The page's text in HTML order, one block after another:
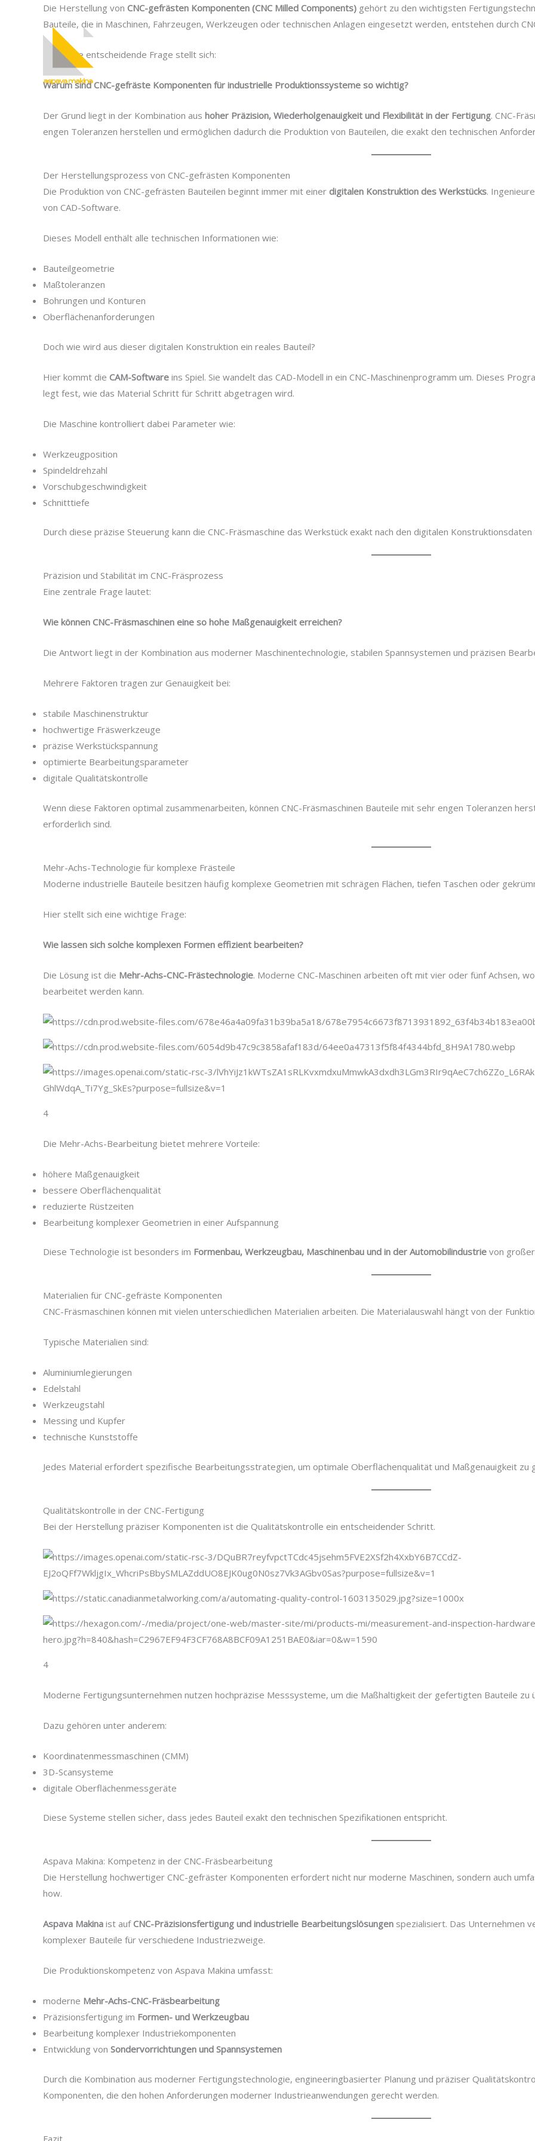
Kurumsal
Die Herstellung von CNC-gefrästen Komponenten (CNC Milled Components) gehört zu den wichtigsten
Bauteile, die in Maschinen, Fahrzeugen, Werkzeugen oder technischen Anlagen eingesetzt werden, entstehen durch
Doch eine entscheidende Frage stellt sich:
Warum sind CNC-gefräste Komponenten für industrielle Produktionssysteme so wichtig?
Der Grund liegt in der Kombination aus hoher Präzision, Wiederholgenauigkeit und Flexibilität in der Fertigung. CNC-
engen Toleranzen herstellen und ermöglichen dadurch die Produktion von Bauteilen, die exakt den technischen
Der Herstellungsprozess von CNC-gefrästen Komponenten
Die Produktion von CNC-gefrästen Bauteilen beginnt immer mit einer digitalen Konstruktion des Werkstücks.
von CAD-Software.
Dieses Modell enthält alle technischen Informationen wie:
Bauteilgeometrie
Maßtoleranzen
Bohrungen und Konturen
Oberflächenanforderungen
Doch wie wird aus dieser digitalen Konstruktion ein reales Bauteil?
Hier kommt die CAM-Software ins Spiel. Sie wandelt das CAD-Modell in ein CNC-Maschinenprogramm um. Dieses
legt fest, wie das Material Schritt für Schritt abgetragen wird.
Die Maschine kontrolliert dabei Parameter wie:
Werkzeugposition
Spindeldrehzahl
Vorschubgeschwindigkeit
Schnitttiefe
Durch diese präzise Steuerung kann die CNC-Fräsmaschine das Werkstück exakt nach den digitalen
Präzision und Stabilität im CNC-Fräsprozess
Eine zentrale Frage lautet:
Wie können CNC-Fräsmaschinen eine so hohe Maßgenauigkeit erreichen?
Die Antwort liegt in der Kombination aus moderner Maschinentechnologie, stabilen Spannsystemen und präzisen
Mehrere Faktoren tragen zur Genauigkeit bei:
stabile Maschinenstruktur
hochwertige Fräswerkzeuge
präzise Werkstückspannung
optimierte Bearbeitungsparameter
digitale Qualitätskontrolle
Wenn diese Faktoren optimal zusammenarbeiten, können CNC-Fräsmaschinen Bauteile mit sehr engen Toleranzen
erforderlich sind.
Mehr-Achs-Technologie für komplexe Frästeile
Moderne industrielle Bauteile besitzen häufig komplexe Geometrien mit schrägen Flächen, tiefen Taschen oder
Hier stellt sich eine wichtige Frage:
Wie lassen sich solche komplexen Formen effizient bearbeiten?
Die Lösung ist die Mehr-Achs-CNC-Frästechnologie. Moderne CNC-Maschinen arbeiten oft mit vier oder fünf Achsen,
bearbeitet werden kann.
4
Die Mehr-Achs-Bearbeitung bietet mehrere Vorteile:
höhere Maßgenauigkeit
bessere Oberflächenqualität
reduzierte Rüstzeiten
Bearbeitung komplexer Geometrien in einer Aufspannung
Diese Technologie ist besonders im Formenbau, Werkzeugbau, Maschinenbau und in der Automobilindustrie von
Materialien für CNC-gefräste Komponenten
CNC-Fräsmaschinen können mit vielen unterschiedlichen Materialien arbeiten. Die Materialauswahl hängt von der
Typische Materialien sind:
Aluminiumlegierungen
Edelstahl
Werkzeugstahl
Messing und Kupfer
technische Kunststoffe
Jedes Material erfordert spezifische Bearbeitungsstrategien, um optimale Oberflächenqualität und Maßgenauigkeit zu
Qualitätskontrolle in der CNC-Fertigung
Bei der Herstellung präziser Komponenten ist die Qualitätskontrolle ein entscheidender Schritt.
4
Moderne Fertigungsunternehmen nutzen hochpräzise Messsysteme, um die Maßhaltigkeit der gefertigten Bauteile zu
Dazu gehören unter anderem:
Koordinatenmessmaschinen (CMM)
3D-Scansysteme
digitale Oberflächenmessgeräte
Diese Systeme stellen sicher, dass jedes Bauteil exakt den technischen Spezifikationen entspricht.
Aspava Makina: Kompetenz in der CNC-Fräsbearbeitung
Die Herstellung hochwertiger CNC-gefräster Komponenten erfordert nicht nur moderne Maschinen, sondern auch
how.
Aspava Makina ist aufCNC-Präzisionsfertigung und industrielle Bearbeitungslösungen spezialisiert. Das Unternehmen
komplexer Bauteile für verschiedene Industriezweige.
Die Produktionskompetenz von Aspava Makina umfasst:
moderne Mehr-Achs-CNC-Fräsbearbeitung
Präzisionsfertigung im Formen- und Werkzeugbau
Bearbeitung komplexer Industriekomponenten
Entwicklung von Sondervorrichtungen und Spannsystemen
Durch die Kombination aus moderner Fertigungstechnologie, engineeringbasierter Planung und präziser
Komponenten, die den hohen Anforderungen moderner Industrieanwendungen gerecht werden.
Fazit